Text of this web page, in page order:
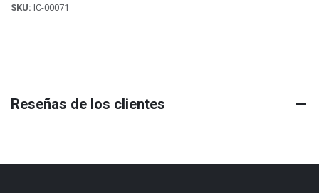
SKU: IC-00071
Reseñas de los clientes